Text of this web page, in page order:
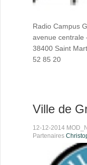
Radio Campus
avenue centrale
38400 Saint
52 85 20
Ville de
12-12-2014
Partenaires